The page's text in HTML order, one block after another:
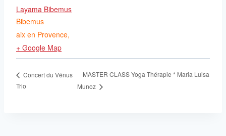
Layama Bibemus
Bibemus
aix en Provence,
+ Google Map
Concert du Vénus
Trio
MASTER CLASS Yoga Thérapie * Maria Luisa
Munoz